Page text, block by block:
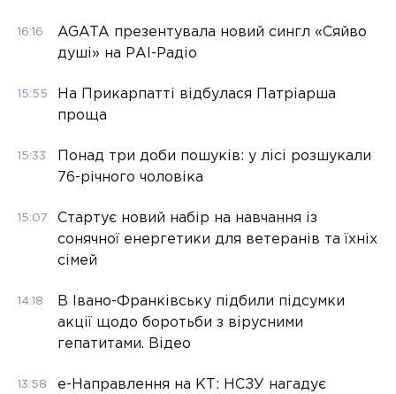
16:16
AGATA презентувала новий сингл «Сяйво
душі» на РАІ-Радіо
15:55
На Прикарпатті відбулася Патріарша
проща
15:33
Понад три доби пошуків: у лісі розшукали
76-річного чоловіка
15:07
Стартує новий набір на навчання із
сонячної енергетики для ветеранів та їхніх
сімей
14:18
В Івано-Франківську підбили підсумки
акції щодо боротьби з вірусними
гепатитами. Відео
13:58
е-Направлення на КТ: НСЗУ нагадує